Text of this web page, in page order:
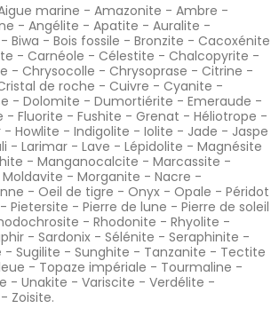
marine - Amazonite - Ambre -
- Angélite - Apatite - Auralite -
- Biwa - Bois fossile - Bronzite - Cacoxénite
- Carnéole - Célestite - Chalcopyrite -
- Chrysocolle - Chrysoprase - Citrine -
de roche - Cuivre - Cyanite -
- Dolomite - Dumortiérite - Emeraude -
- Fluorite - Fushite - Grenat - Héliotrope -
- Howlite - Indigolite - Iolite - Jade - Jaspe
- Larimar - Lave - Lépidolite - Magnésite
- Manganocalcite - Marcassite -
Moldavite - Morganite - Nacre -
- Oeil de tigre - Onyx - Opale - Péridot
- Pietersite - Pierre de lune - Pierre de soleil
- Rhodonite - Rhyolite -
- Sardonix - Sélénite - Seraphinite -
- Sugilite - Sunghite - Tanzanite - Tectite
- Topaze impériale - Tourmaline -
- Unakite - Variscite - Verdélite -
- Zoisite.